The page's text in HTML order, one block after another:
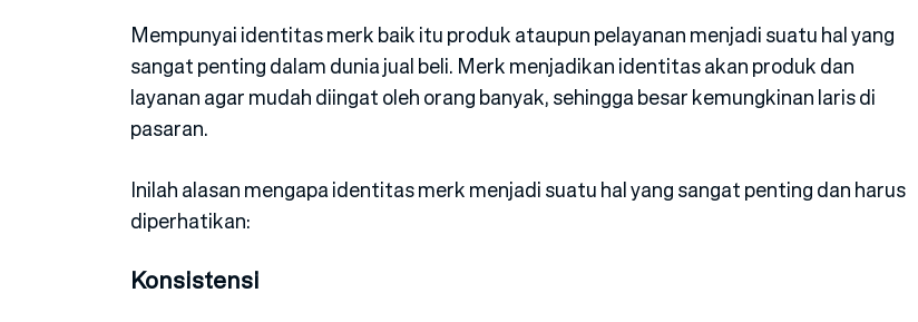
Mempunyai identitas merk baik itu produk ataupun pelayanan menjadi suatu hal yang
sangat penting dalam dunia jual beli. Merk menjadikan identitas akan produk dan
layanan agar mudah diingat oleh orang banyak, sehingga besar kemungkinan laris di
pasaran.
Inilah alasan mengapa identitas merk menjadi suatu hal yang sangat penting dan harus
diperhatikan:
Konsistensi